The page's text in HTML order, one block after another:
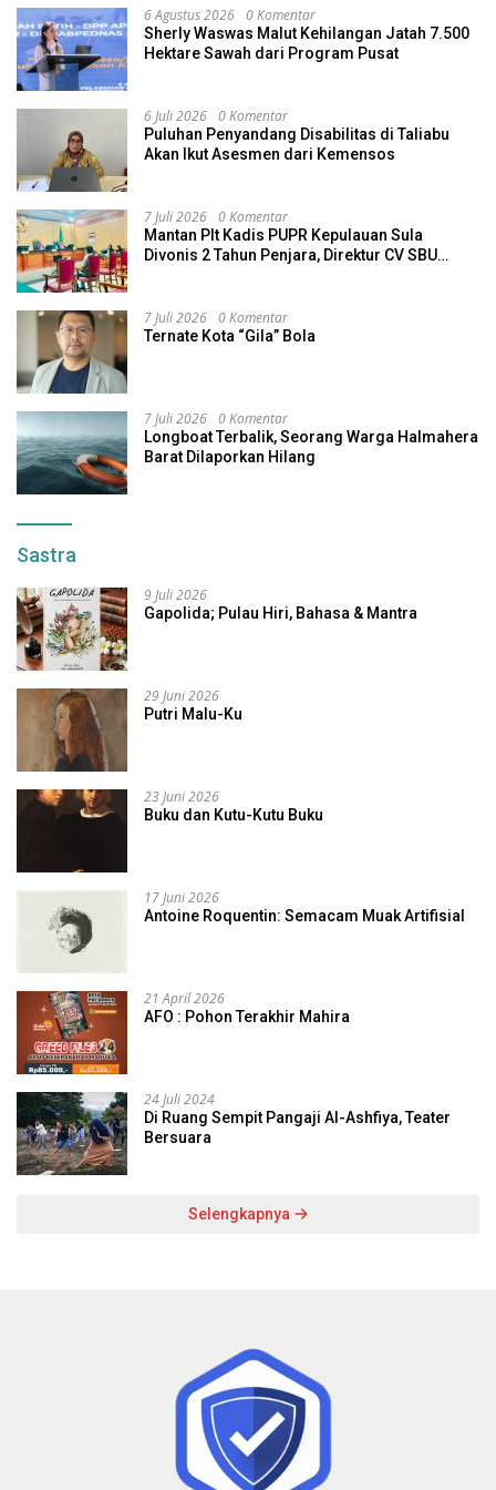
6 Agustus 2026 0 Komentar
Sherly Waswas Malut Kehilangan Jatah 7.500
Hektare Sawah dari Program Pusat
6 Juli 2026 0 Komentar
Puluhan Penyandang Disabilitas di Taliabu
Akan Ikut Asesmen dari Kemensos
7 Juli 2026 0 Komentar
Mantan Plt Kadis PUPR Kepulauan Sula
Divonis 2 Tahun Penjara, Direktur CV SBU
7 Juli 2026 0 Komentar
Ternate Kota “Gila” Bola
7 Juli 2026 0 Komentar
Longboat Terbalik, Seorang Warga Halmahera
Barat Dilaporkan Hilang
Sastra
9 Juli 2026
Gapolida; Pulau Hiri, Bahasa & Mantra
29 Juni 2026
Putri Malu-Ku
23 Juni 2026
Buku dan Kutu-Kutu Buku
17 Juni 2026
Antoine Roquentin: Semacam Muak Artifisial
21 April 2026
AFO : Pohon Terakhir Mahira
24 Juli 2024
Di Ruang Sempit Pangaji Al-Ashfiya, Teater
Bersuara
Selengkapnya